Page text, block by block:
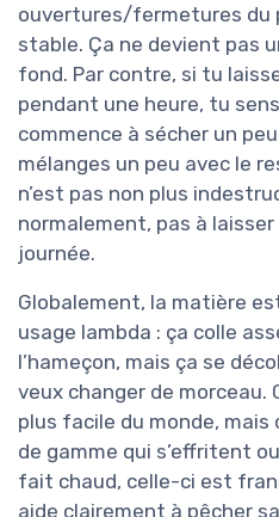
ouvertures/fermetures du
stable. Ça ne devient pas
fond. Par contre, si tu
pendant une heure, tu
commence à sécher un
mélanges un peu avec le
n’est pas non plus
normalement, pas à
journée.
Globalement, la matière
usage lambda : ça colle
l’hameçon, mais ça se
veux changer de morceau.
plus facile du monde,
de gamme qui s’effritent
fait chaud, celle-ci est
aide clairement à pêcher